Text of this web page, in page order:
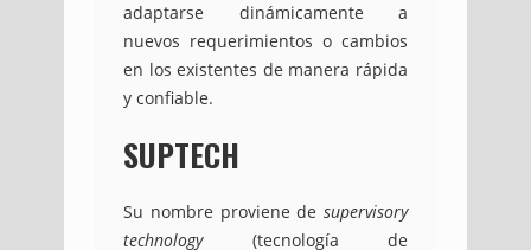
adaptarse dinámicamente a
nuevos requerimientos o cambios
en los existentes de manera rápida
y confiable.
SUPTECH
Su nombre proviene de supervisory
technology(tecnología de